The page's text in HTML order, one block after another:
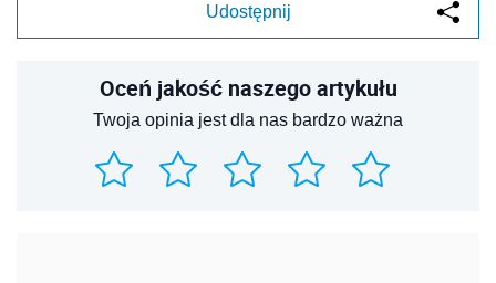
Udostępnij
Oceń jakość naszego artykułu
Twoja opinia jest dla nas bardzo ważna